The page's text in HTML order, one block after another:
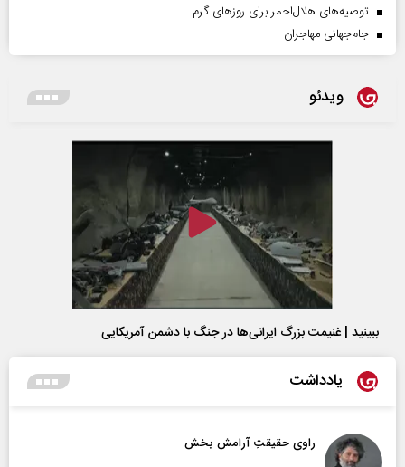
توصیه‌های هلال‌احمر برای روز‌های گرم
جام‌جهانی مهاجران
ویدئو
ببینید | غنیمت بزرگ ایرانی‌ها در جنگ با دشمن آمریکایی
یادداشت
راوی حقیقتِ آرامش‌ بخش